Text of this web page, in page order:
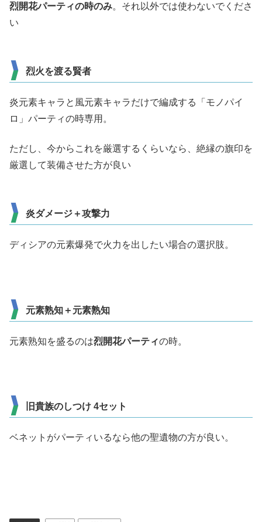
烈開花パーティの時のみ。それ以外では使わないでくださ
い
烈火を渡る賢者
炎元素キャラと風元素キャラだけで編成する「モノパイ
ロ」パーティの時専用。
ただし、今からこれを厳選するくらいなら、絶縁の旗印を
厳選して装備させた方が良い
炎ダメージ＋攻撃力
ディシアの元素爆発で火力を出したい場合の選択肢。
元素熟知＋元素熟知
元素熟知を盛るのは烈開花パーティの時。
旧貴族のしつけ 4セット
ベネットがパーティいるなら他の聖遺物の方が良い。